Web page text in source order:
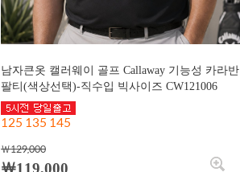
남자큰옷 캘러웨이 골프 Callaway 기능성 카라반
팔티(색상선택)-직수입 빅사이즈 CW121006
125 135 145
￦129,000
￦119,000